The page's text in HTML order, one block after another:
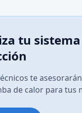
tu
te
de calor para tus